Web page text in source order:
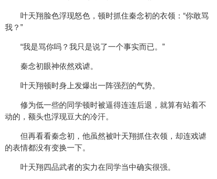
叶天翔脸色浮现怒色，顿时抓住秦念初的衣领：“你敢骂
我？”
“我是骂你吗？我只是说了一个事实而已。”
秦念初眼神依然戏谑。
叶天翔顿时身上发爆出一阵强烈的气势。
修为低一些的同学顿时被逼得连连后退，就算有站着不
动的，额头也浮现豆大的冷汗。
但再看看秦念初，他虽然被叶天翔抓住衣领，却连戏谑
的表情都没有变换一下。
叶天翔四品武者的实力在同学当中确实很强。